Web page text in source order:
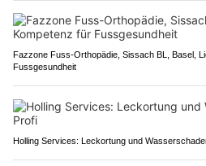
Fazzone Fuss-Orthopädie, Sissach BL, Basel,
Fussgesundheit
Holling Services: Leckortung und